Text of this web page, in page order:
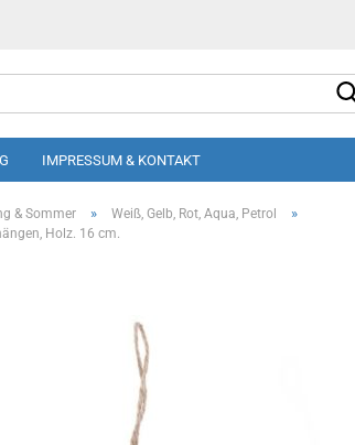
IMPRESSUM & KONTAKT
& Sommer » Weiß, Gelb, Rot, Aqua, Petrol »
Holz. 16 cm.